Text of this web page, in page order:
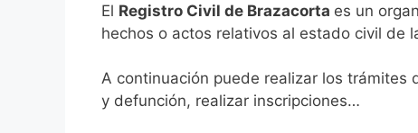
El Registro Civil de Brazacorta es un
hechos o actos relativos al estado civil de
A continuación puede realizar los trámites
y defunción, realizar inscripciones…